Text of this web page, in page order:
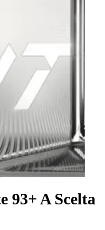
93+ A Scelta